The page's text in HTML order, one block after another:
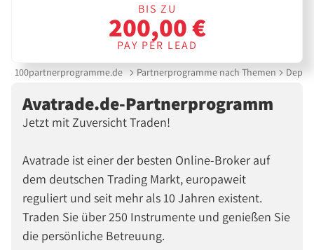
BIS ZU
200,00 €
PAY PER LEAD
100partnerprogramme.de Partnerprogramme nach Themen Depot
Avatrade.de-Partnerprogramm
Jetzt mit Zuversicht Traden!
Avatrade ist einer der besten Online-Broker auf
dem deutschen Trading Markt, europaweit
reguliert und seit mehr als 10 Jahren existent.
Traden Sie über 250 Instrumente und genießen Sie
die persönliche Betreuung.